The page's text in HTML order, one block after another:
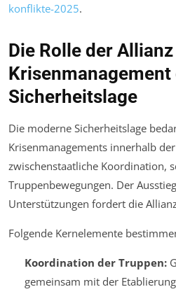
konflikte-2025.
Die Rolle der
Sicherheitslage
Die moderne Sicherheitslage
Krisenmanagements innerhalb
zwischenstaatliche Koordination,
Truppenbewegungen. Der
Unterstützungen fordert die
Folgende Kernelemente
Koordination der Truppen:
gemeinsam mit der